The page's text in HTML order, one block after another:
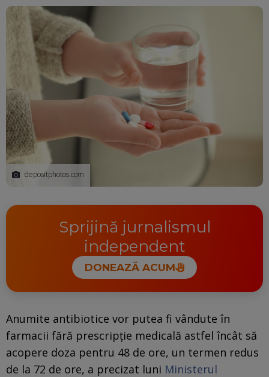
depositphotos.com
Sprijină jurnalismul
independent
DONEAZĂ ACUM
Anumite antibiotice vor putea fi vândute în
farmacii fără prescripție medicală astfel încât să
acopere doza pentru 48 de ore, un termen redus
de la 72 de ore, a precizat luni Ministerul